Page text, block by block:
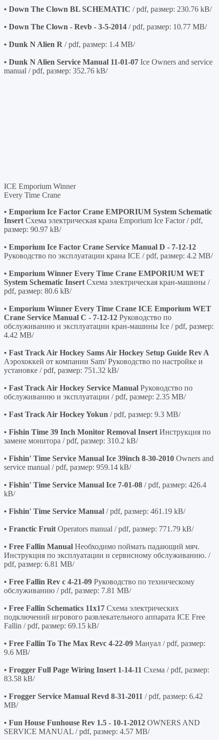
• Down The Clown BL SCHEMATIC / pdf, размер: 230.76 kB/
• Down The Clown - Revb - 3-5-2014 / pdf, размер: 10.77 MB/
• Dunk N Alien R / pdf, размер: 1.4 MB/
• Dunk N Alien Service Manual 11-01-07 Ice Owners and service
manual / pdf, размер: 352.76 kB/
ICE Emporium Winner
Every Time Crane
• Emporium Ice Factor Crane EMPORIUM System Schematic
Insert Схема электрическая крана Emporium Ice Factor / pdf,
размер: 90.97 kB/
• Emporium Ice Factor Crane Service Manual D - 7-12-12
Руководство по эксплуатации крана ICE / pdf, размер: 4.2 MB/
• Emporium Winner Every Time Crane EMPORIUM WET
System Schematic Insert Схема электрическая кран-машины /
pdf, размер: 80.6 kB/
• Emporium Winner Every Time Crane ICE Emporium WET
Crane Service Manual C - 7-12-12 Руководство по
обслуживанию и эксплуатации кран-машины Ice / pdf, размер:
4.42 MB/
• Fast Track Air Hockey Sams Air Hockey Setup Guide Rev A
Аэрохоккей от компании Sam/ Руководство по настройке и
установке / pdf, размер: 751.32 kB/
• Fast Track Air Hockey Service Manual Руководство по
обслуживанию и эксплуатации / pdf, размер: 2.35 MB/
• Fast Track Air Hockey Yokun / pdf, размер: 9.3 MB/
• Fishin Time 39 Inch Monitor Removal Insert Инструкция по
замене монитора / pdf, размер: 310.2 kB/
• Fishin' Time Service Manual Ice 39inch 8-30-2010 Owners and
service manual / pdf, размер: 959.14 kB/
• Fishin' Time Service Manual Ice 7-01-08 / pdf, размер: 426.4
kB/
• Fishin' Time Service Manual / pdf, размер: 461.19 kB/
• Franctic Fruit Operators manual / pdf, размер: 771.79 kB/
• Free Fallin Manual Необходимо поймать падающий мяч.
Инструкция по эксплуатации и сервисному обслуживанию. /
pdf, размер: 6.81 MB/
• Free Fallin Rev c 4-21-09 Руководство по техническому
обслуживанию / pdf, размер: 7.81 MB/
• Free Fallin Schematics 11x17 Схема электрических
подключений игрового развлекательного аппарата ICE Free
Fallin / pdf, размер: 69.15 kB/
• Free Fallin To The Max Revc 4-22-09 Мануал / pdf, размер:
9.6 MB/
• Frogger Full Page Wiring Insert 1-14-11 Схема / pdf, размер:
83.58 kB/
• Frogger Service Manual Revd 8-31-2011 / pdf, размер: 6.42
MB/
• Fun House Funhouse Rev 1.5 - 10-1-2012 OWNERS AND
SERVICE MANUAL / pdf, размер: 4.57 MB/